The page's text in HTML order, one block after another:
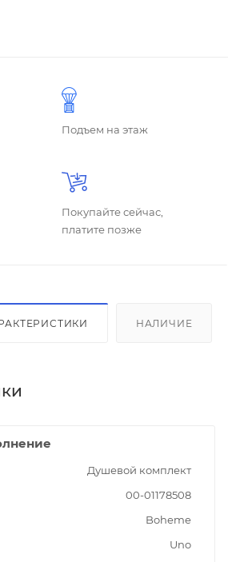
Подъем на этаж
Покупайте сейчас,
платите позже
НАЛИЧИЕ
Душевой комплект
00-01178508
Boheme
Uno